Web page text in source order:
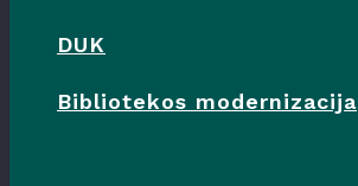
DUK
Bibliotekos modernizacija